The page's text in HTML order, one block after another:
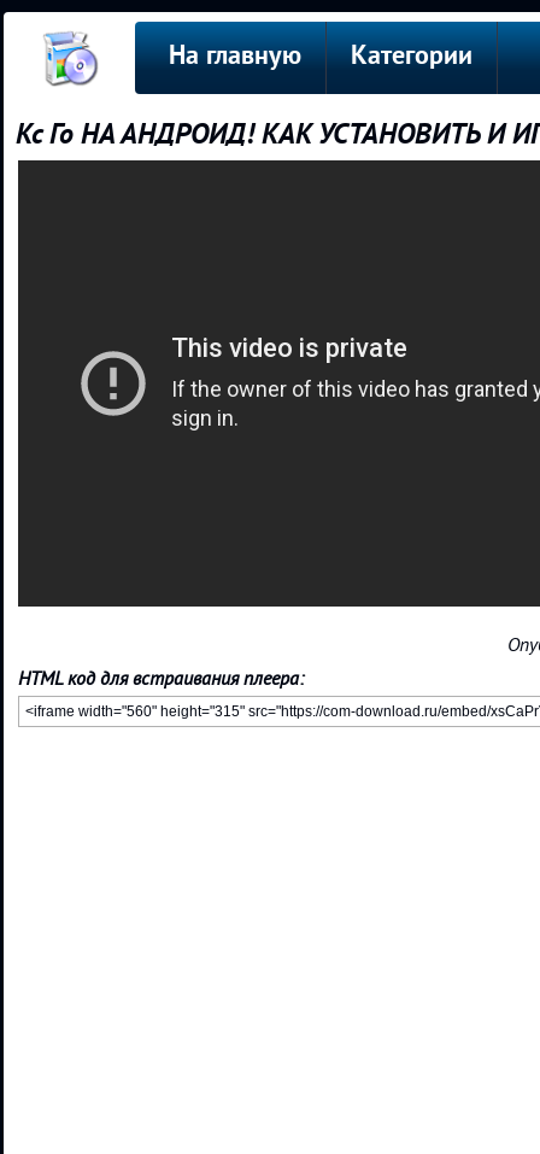
На главную Категории
Кс Го НА АНДРОИД! КАК УСТАНОВИТЬ И
HTML код для встраивания плеера: